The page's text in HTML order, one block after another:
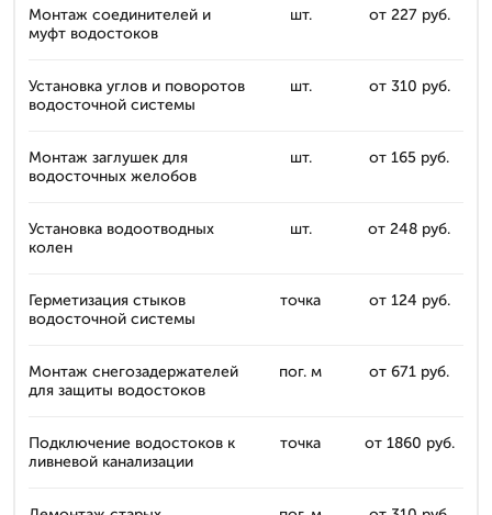
Монтаж соединителей и
муфт водостоков
шт. от 227 руб.
Установка углов и поворотов
водосточной системы
шт. от 310 руб.
Монтаж заглушек для
водосточных желобов
шт. от 165 руб.
Установка водоотводных
колен
шт. от 248 руб.
Герметизация стыков
водосточной системы
точка от 124 руб.
Монтаж снегозадержателей
для защиты водостоков
пог. м от 671 руб.
Подключение водостоков к
ливневой канализации
точка от 1860 руб.